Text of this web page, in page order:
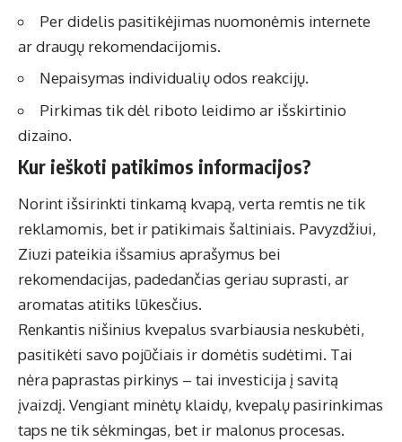
Per didelis pasitikėjimas nuomonėmis internete
ar draugų rekomendacijomis.
Nepaisymas individualių odos reakcijų.
Pirkimas tik dėl riboto leidimo ar išskirtinio
dizaino.
Kur ieškoti patikimos informacijos?
Norint išsirinkti tinkamą kvapą, verta remtis ne tik
reklamomis, bet ir patikimais šaltiniais. Pavyzdžiui,
Ziuzi pateikia išsamius aprašymus bei
rekomendacijas, padedančias geriau suprasti, ar
aromatas atitiks lūkesčius.
Renkantis nišinius kvepalus svarbiausia neskubėti,
pasitikėti savo pojūčiais ir domėtis sudėtimi. Tai
nėra paprastas pirkinys – tai investicija į savitą
įvaizdį. Vengiant minėtų klaidų, kvepalų pasirinkimas
taps ne tik sėkmingas, bet ir malonus procesas.